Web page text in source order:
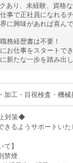
あり、未経験、資格
事で正社員になれる
に興味があれば喜んで
務経歴書は不要！
お仕事をスタートでき
新たな一歩を踏み出
工・目視検査・機械
対策◆
きるようサポートいた
て】
禁煙